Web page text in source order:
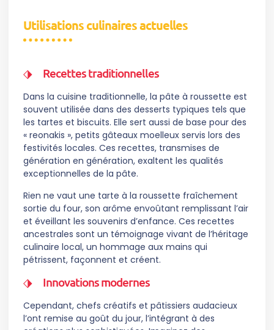
Utilisations culinaires actuelles
Recettes traditionnelles
Dans la cuisine traditionnelle, la pâte à roussette est
souvent utilisée dans des desserts typiques tels que
les tartes et biscuits. Elle sert aussi de base pour des
« reonakis », petits gâteaux moelleux servis lors des
festivités locales. Ces recettes, transmises de
génération en génération, exaltent les qualités
exceptionnelles de la pâte.
Rien ne vaut une tarte à la roussette fraîchement
sortie du four, son arôme envoûtant remplissant l’air
et éveillant les souvenirs d’enfance. Ces recettes
ancestrales sont un témoignage vivant de l’héritage
culinaire local, un hommage aux mains qui
pétrissent, façonnent et créent.
Innovations modernes
Cependant, chefs créatifs et pâtissiers audacieux
l’ont remise au goût du jour, l’intégrant à des